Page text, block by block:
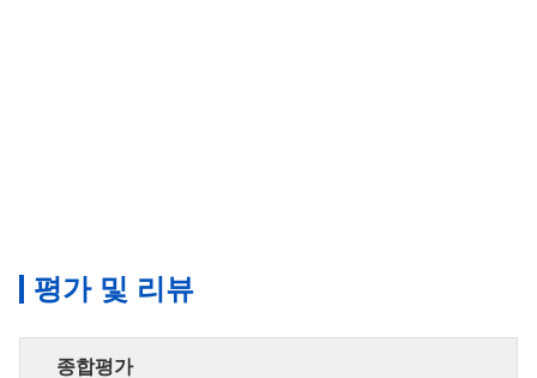
평가 및 리뷰
종합평가